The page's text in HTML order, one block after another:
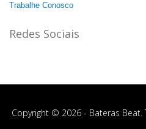
Trabalhe Conosco
Redes Sociais
Copyright © 2026 - Bateras